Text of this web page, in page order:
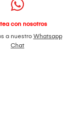
con nosotros
a nuestro Whatsapp
Chat